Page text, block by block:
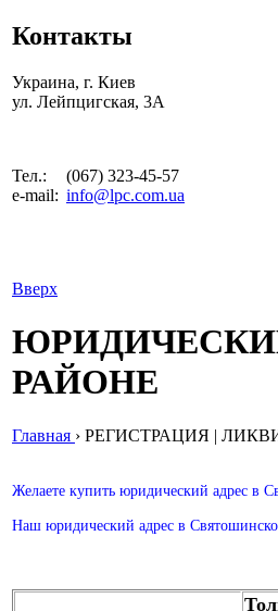
Контакты
Украина, г. Киев
ул. Лейпцигская, 3А
Тел.:
(067) 323-45-57
e-mail: info@lpc.com.ua
Вверх
РАЙОНЕ
Главная › РЕГИСТРАЦИЯ |
Желаете купить юридический адрес в
Наш юридический адрес в